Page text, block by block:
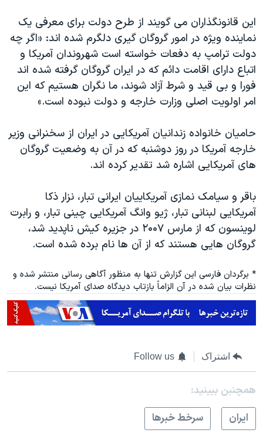
این قانونگذاران می گویند از طرح دولت برای معرفی یک
نماینده ویژه در امور گروگان گیری دلگرم شده اند: «اگر چه
دولت ترامپ به دفعات خواسته است شهروندان آمریکا و
اتباع دارای اقامت دائم که در ایران گروگان گرفته شده اند
فورا و بی قید و شرط آزاد شوند، ما نگران هستیم که این
امر اولویت اصلی وزارت خارجه و دولت نبوده است.»
حامیان خانواده زندانیان آمریکایی در ایران از سخنرانی وزیر
خارجه آمریکا در روز دوشنبه که در آن به وضعیت گروگان
های آمریکایی اشاره شد تقدیر کرده اند.
باقر و سیامک نمازی آمریکاییان ایرانی تبار، نزار ذکا
آمریکایی لبنانی تبار، ژیو وانگ آمریکایی چینی تبار، و رابرت
لوینسون که از مارس ۲۰۰۷ در جزیره کیش ناپدید شد،
گروگان هایی هستند که از آن ها نام برده شده است.
* برگردان فارسی این گزارش تنها به منظور آگاهی رسانی منتشر شده و
نظرات بیان شده در آن الزاماً بازتاب دیدگاه صدای آمریکا نیست.
اشتراک Follow us
همچنبن ببینید:
ايران
سرخط خبرها